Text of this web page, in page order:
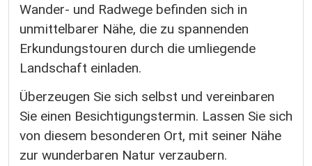
Wander- und Radwege befinden sich in
unmittelbarer Nähe, die zu spannenden
Erkundungstouren durch die umliegende
Landschaft einladen.
Überzeugen Sie sich selbst und vereinbaren
Sie einen Besichtigungstermin. Lassen Sie sich
von diesem besonderen Ort, mit seiner Nähe
zur wunderbaren Natur verzaubern.